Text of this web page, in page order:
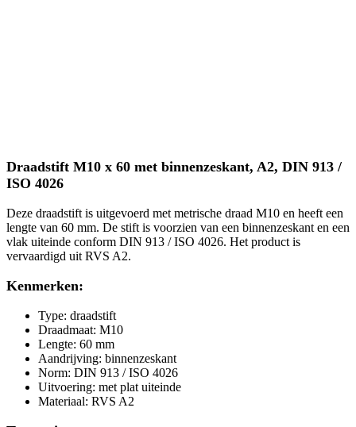
Draadstift M10 x 60 met binnenzeskant, A2, DIN 913 /
ISO 4026
Deze draadstift is uitgevoerd met metrische draad M10 en heeft een
lengte van 60 mm. De stift is voorzien van een binnenzeskant en een
vlak uiteinde conform DIN 913 / ISO 4026. Het product is
vervaardigd uit RVS A2.
Kenmerken:
Type: draadstift
Draadmaat: M10
Lengte: 60 mm
Aandrijving: binnenzeskant
Norm: DIN 913 / ISO 4026
Uitvoering: met plat uiteinde
Materiaal: RVS A2